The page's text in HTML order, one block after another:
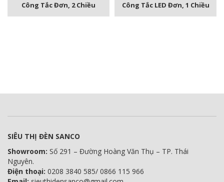
Công Tắc Đơn, 2 Chiều Công Tắc LED Đơn, 1 Chiều
SIÊU THỊ ĐÈN SANCO
Showroom: Số 291 – Đường Hoàng Văn Thụ – TP. Thái
Nguyên.
Điện thoại: 0208 3840 585/ 0866 115 966